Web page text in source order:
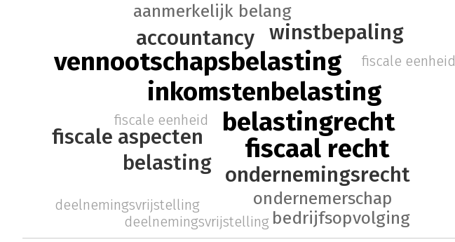
inkomstenbelasting
belastingrecht
fiscaal recht
vennootschapsbelasting
ondernemingsrecht
fiscale aspecten
accountancy
belasting
winstbepaling
ondernemerschap
aanmerkelijk belang
bedrijfsopvolging
deelnemingsvrijstelling
fiscale eenheid
deelnemingsvrijstelling
fiscale eenheid